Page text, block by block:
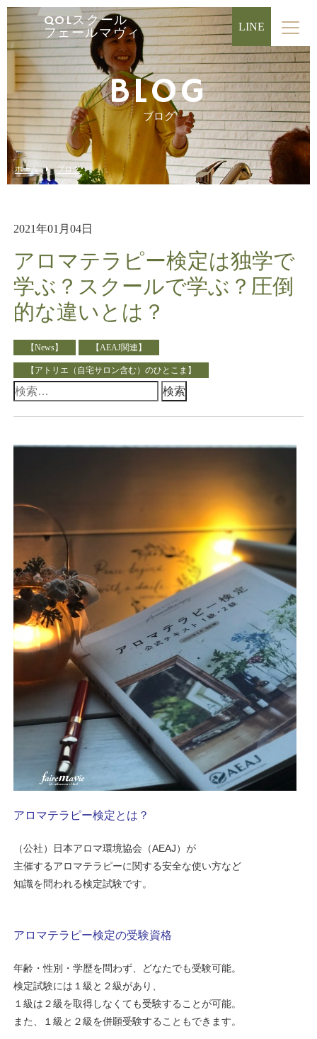
QOLスクール
フェールマヴィ
LINE
BLOG
ブログ
ホーム ブログ
2021年01月04日
アロマテラピー検定は独学で
学ぶ？スクールで学ぶ？圧倒
的な違いとは？
【News】 【AEAJ関連】
【アトリエ（自宅サロン含む）のひとこま】
検
アロマテラピー検定とは？
（公社）日本アロマ環境協会（AEAJ）が
主催するアロマテラピーに関する安全な使い方など
知識を問われる検定試験です。
アロマテラピー検定の受験資格
年齢・性別・学歴を問わず、どなたでも受験可能。
検定試験には１級と２級があり、
１級は２級を取得しなくても受験することが可能。
また、１級と２級を併願受験することもできます。